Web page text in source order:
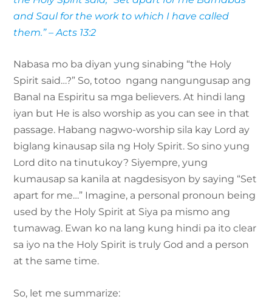
and Saul for the work to which I have called
them.” – Acts 13:2
Nabasa mo ba diyan yung sinabing “the Holy
Spirit said…?” So, totoo ngang nangungusap ang
Banal na Espiritu sa mga believers. At hindi lang
iyan but He is also worship as you can see in that
passage. Habang nagwo-worship sila kay Lord ay
biglang kinausap sila ng Holy Spirit. So sino yung
Lord dito na tinutukoy? Siyempre, yung
kumausap sa kanila at nagdesisyon by saying “Set
apart for me…” Imagine, a personal pronoun being
used by the Holy Spirit at Siya pa mismo ang
tumawag. Ewan ko na lang kung hindi pa ito clear
sa iyo na the Holy Spirit is truly God and a person
at the same time.
So, let me summarize: